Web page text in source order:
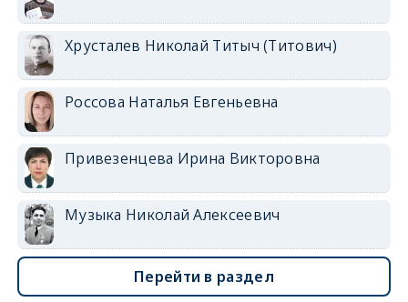
Хрусталев Николай Титыч (Титович)
Россова Наталья Евгеньевна
Привезенцева Ирина Викторовна
Музыка Николай Алексеевич
Перейти в раздел